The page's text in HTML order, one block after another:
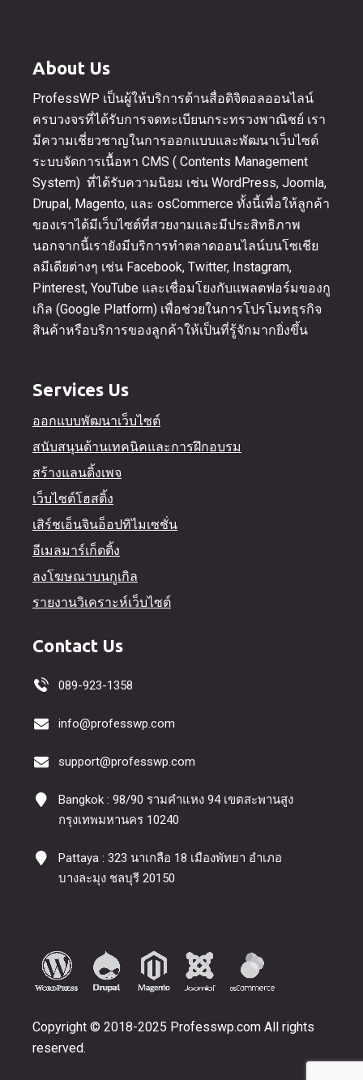
About Us
ProfessWP เป็นผู้ให้บริการด้านสื่อดิจิตอลออนไลน์
ครบวงจรที่ได้รับการจดทะเบียนกระทรวงพาณิชย์ เรา
มีความเชี่ยวชาญในการออกแบบและพัฒนาเว็บไซต์
ระบบจัดการเนื้อหา CMS ( Contents Management
System) ที่ได้รับความนิยม เช่น WordPress, Joomla,
Drupal, Magento, และ osCommerce ทั้งนี้เพื่อให้ลูกค้า
ของเราได้มีเว็บไซต์ที่สวยงามและมีประสิทธิภาพ
นอกจากนี้เรายังมีบริการทำตลาดออนไลน์บนโซเชีย
ลมีเดียต่างๆ เช่น Facebook, Twitter, Instagram,
Pinterest, YouTube และเชื่อมโยงกับแพลตฟอร์มของกู
เกิล (Google Platform) เพื่อช่วยในการโปรโมทธุรกิจ
สินค้าหรือบริการของลูกค้าให้เป็นที่รู้จักมากยิ่งขึ้น
Services Us
ออกแบบพัฒนาเว็บไซต์
สนับสนุนด้านเทคนิคและการฝึกอบรม
สร้างแลนดิ้งเพจ
เว็บไซต์โฮสติ้ง
เสิร์ชเอ็นจินอ็อปทิไมเซชั่น
อีเมลมาร์เก็ตติ้ง
ลงโฆษณาบนกูเกิล
รายงานวิเคราะห์เว็บไซต์
Contact Us
089-923-1358
info@professwp.com
support@professwp.com
Bangkok : 98/90 รามคำแหง 94 เขตสะพานสูง
กรุงเทพมหานคร 10240
Pattaya : 323 นาเกลือ 18 เมืองพัทยา อำเภอ
บางละมุง ชลบุรี 20150
Copyright © 2018-2025 Professwp.com All rights
reserved.